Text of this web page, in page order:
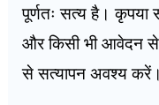
पूर्णतः सत्य है।
और किसी भी आवेदन
से सत्यापन अवश्य करें।